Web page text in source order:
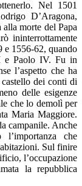
Nel 1501
D’Aragona,
morte del Papa
ininterrottamente
e 1556-62, quando
e Paolo IV. Fu in
l’aspetto che ha
dei conti di
delle esigenze
che lo demolì per
Maria Maggiore.
campanile. Anche
l’importanza che
Sul finire
l’occupazione
la repubblica